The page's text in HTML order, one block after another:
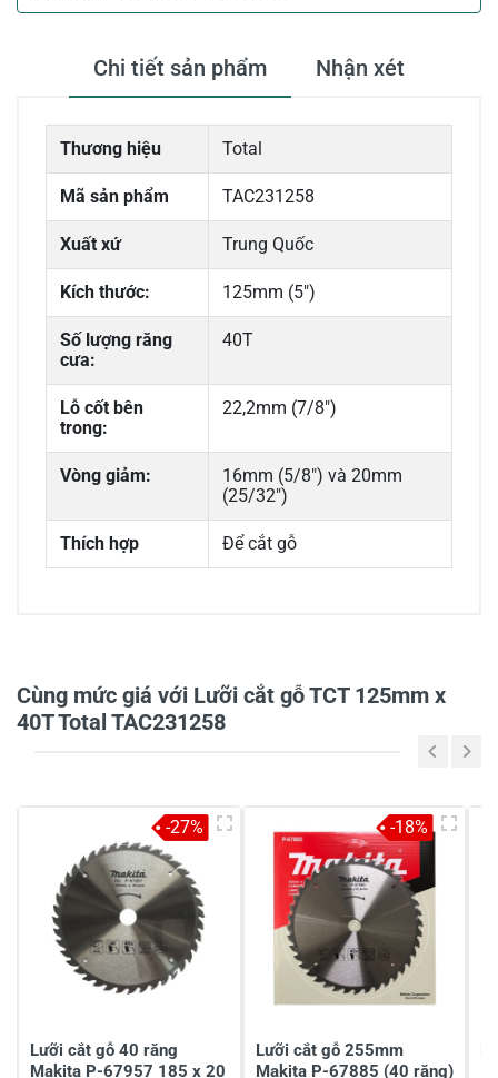
Chi tiết sản phẩm Nhận xét
Thương hiệu Total
Mã sản phẩm TAC231258
Xuất xứ Trung Quốc
Kích thước: 125mm (5")
Số lượng răng
cưa:
40T
Lỗ cốt bên
trong:
22,2mm (7/8")
Vòng giảm:
16mm (5/8") và 20mm
(25/32")
Thích hợp Để cắt gỗ
-
2
-
1
-
Chia sẻ nhận xét về sản phẩm
Cùng mức giá với Lưỡi cắt gỗ TCT 125mm x
40T Total TAC231258
Lưỡi cắt gỗ 40 răng
Makita P-67957 185 x 20
-27%
Lưỡi cắt gỗ 255mm
Makita P-67885 (40 răng)
-18%